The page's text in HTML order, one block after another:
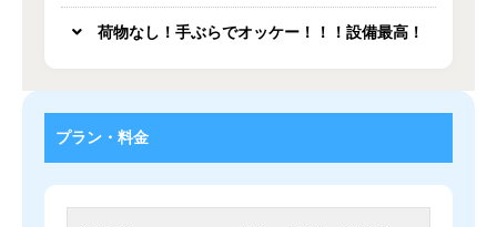
荷物なし！手ぶらでオッケー！！！設備最高！
プラン・料金